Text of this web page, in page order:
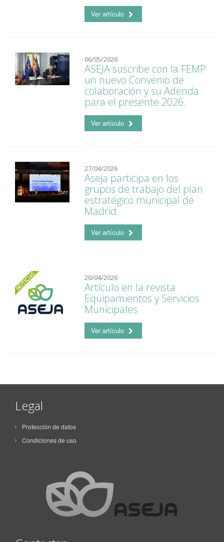
Ver artículo
06/05/2026
ASEJA suscribe con la FEMP
un nuevo Convenio de
colaboración y su Adenda
para el presente 2026.
Ver artículo
27/04/2026
Aseja participa en los
grupos de trabajo del plan
estratégico municipal de
Madrid.
Ver artículo
20/04/2026
Artículo en la revista
Equipamientos y Servicios
Municipales
Ver artículo
Legal
Protección de datos
Condiciones de uso